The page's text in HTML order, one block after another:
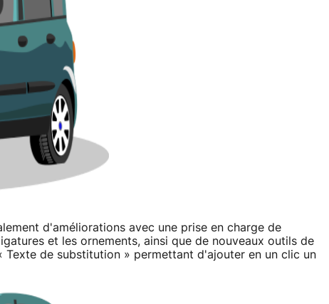
d'améliorations avec une prise en charge de
et les ornements, ainsi que de nouveaux outils de
Texte de substitution » permettant d'ajouter en un clic un